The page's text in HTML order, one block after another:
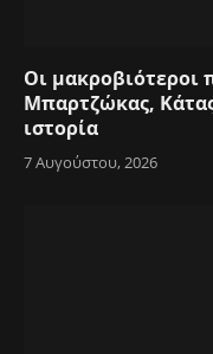
Οι μακροβιότεροι
Μπαρτζώκας,
ιστορία
7 Αυγούστου, 2026